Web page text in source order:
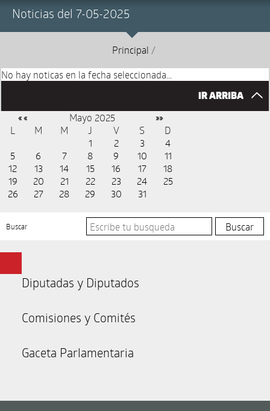
Noticias del 7-05-2025
Principal /
No hay noticas en la fecha seleccionada...
IR ARRIBA
« « Mayo 2025 »»
L M M J V S
D
1
2 3
4
5
6 7 8 9 10
11
12
13 14 15 16 17
18
19
20 21 22 23 24
25
26
27 28 29 30 31
Buscar
Diputadas y Diputados
Comisiones y Comités
Gaceta Parlamentaria